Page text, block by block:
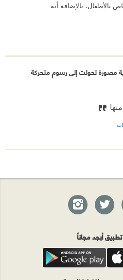
بالإضافة أنه
مصورة تحولت إلى رسوم متحركة
أبجد مجاناً